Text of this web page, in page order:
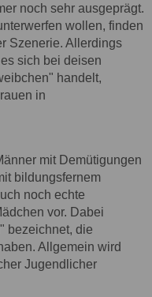
noch sehr ausgeprägt.
wollen, finden
Szenerie. Allerdings
sich bei deisen
handelt,
in
mit Demütigungen
bildungsfernem
noch echte
vor. Dabei
bezeichnet, die
Allgemein wird
Jugendlicher